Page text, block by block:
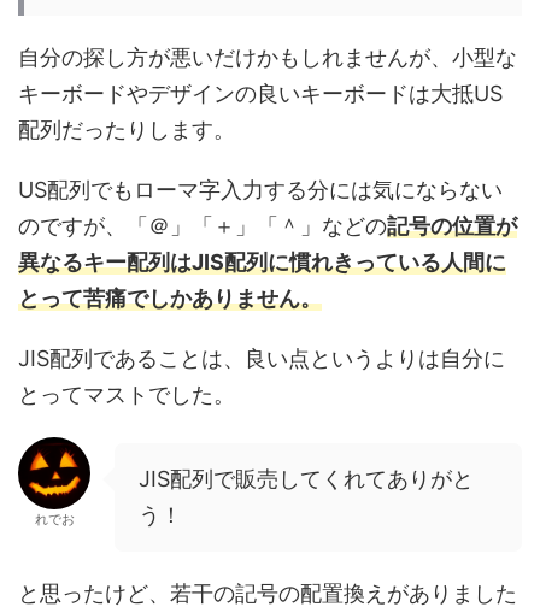
自分の探し方が悪いだけかもしれませんが、小型な
キーボードやデザインの良いキーボードは大抵US
配列だったりします。
US配列でもローマ字入力する分には気にならない
のですが、「＠」「＋」「＾」などの記号の位置が
異なるキー配列はJIS配列に慣れきっている人間に
とって苦痛でしかありません。
JIS配列であることは、良い点というよりは自分に
とってマストでした。
れでお
JIS配列で販売してくれてありがと
う！
と思ったけど、若干の記号の配置換えがありました